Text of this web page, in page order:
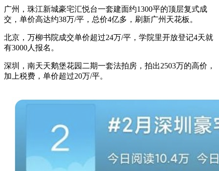
广州，珠江新城豪宅汇悦台一套建面约1300平的顶层复式成
交，单价高达约38万/平，总价4亿多，刷新广州天花板。
北京，万柳书院成交单价超过24万/平，学院里开放登记4天就
有3000人报名。
深圳，南天天鹅堡花园二期一套法拍房，拍出2503万的高价，
加上税费，单价超过20万/平。